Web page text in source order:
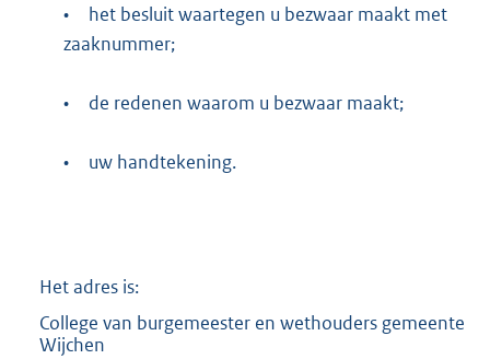
•
het besluit waartegen u bezwaar maakt met
zaaknummer;
• de redenen waarom u bezwaar maakt;
• uw handtekening.
Het adres is:
College van burgemeester en wethouders gemeente
Wijchen